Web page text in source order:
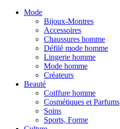
Mode
Bijoux-Montres
Accessoires
Chaussures homme
Défilé mode homme
Lingerie homme
Mode homme
Créateurs
Beauté
Coiffure homme
Cosmétiques et Parfums
Soins
Sports, Forme